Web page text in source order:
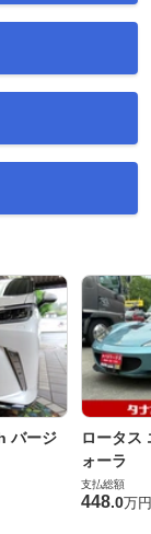
バージ
ロータス
ォーラ
支払総額
448.0万円